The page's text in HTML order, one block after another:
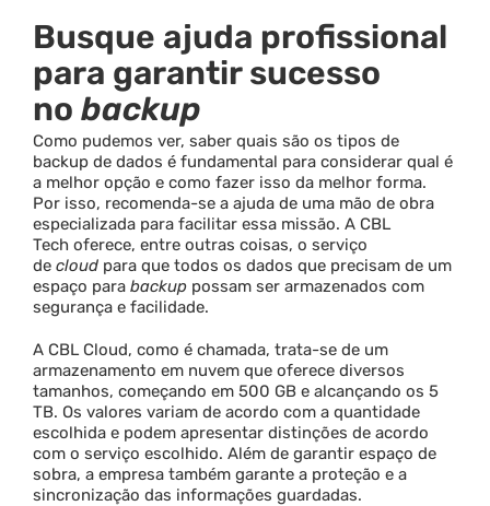
Busque ajuda profissional
para garantir sucesso
no backup
Como pudemos ver, saber quais são os tipos de
backup de dados é fundamental para considerar qual é
a melhor opção e como fazer isso da melhor forma.
Por isso, recomenda-se a ajuda de uma mão de obra
especializada para facilitar essa missão. A CBL
Tech oferece, entre outras coisas, o serviço
de cloud para que todos os dados que precisam de um
espaço para backup possam ser armazenados com
segurança e facilidade.
A CBL Cloud, como é chamada, trata-se de um
armazenamento em nuvem que oferece diversos
tamanhos, começando em 500 GB e alcançando os 5
TB. Os valores variam de acordo com a quantidade
escolhida e podem apresentar distinções de acordo
com o serviço escolhido. Além de garantir espaço de
sobra, a empresa também garante a proteção e a
sincronização das informações guardadas.